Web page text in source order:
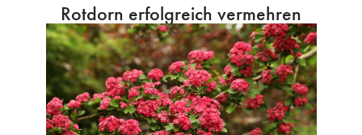
Rotdorn erfolgreich vermehren